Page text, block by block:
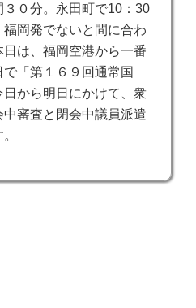
０分。永田町で10：30
岡発でないと間に合わ
は、福岡空港から一番
「第１６９回通常国
から明日にかけて、衆
審査と閉会中議員派遣